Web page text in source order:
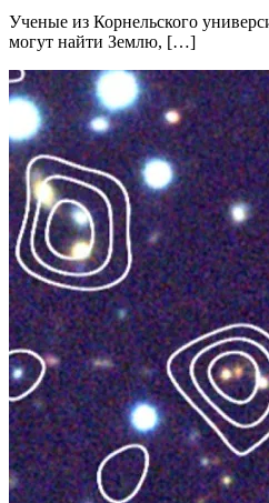
Ученые из Корнельского
могут найти Землю, […]